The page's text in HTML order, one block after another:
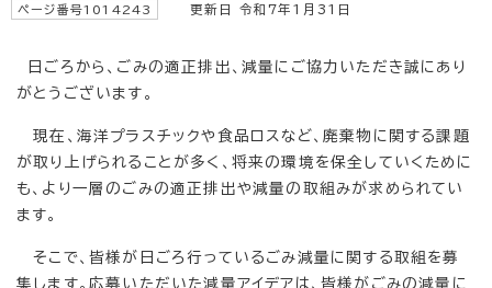
ページ番号1014243 更新日 令和7年1月31日
日ごろから、ごみの適正排出、減量にご協力いただき誠にあり
がとうございます。
現在、海洋プラスチックや食品ロスなど、廃棄物に関する課題
が取り上げられることが多く、将来の環境を保全していくために
も、より一層のごみの適正排出や減量の取組みが求められてい
ます。
そこで、皆様が日ごろ行っているごみ減量に関する取組を募
集します。応募いただいた減量アイデアは、皆様がごみの減量に